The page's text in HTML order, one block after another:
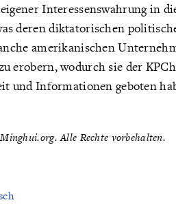
Interessenswahrung in
deren diktatorischen
amerikanischen
erobern, wodurch sie der
und Informationen geboten
Alle Rechte vorbehalten.